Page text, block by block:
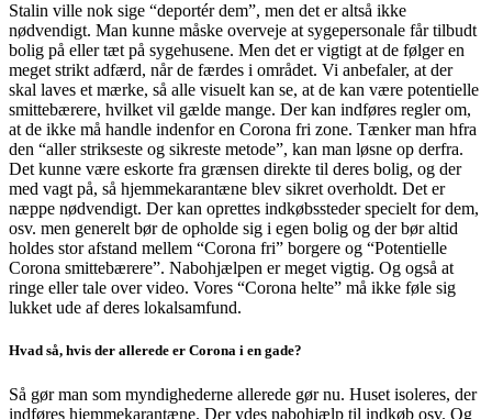
Stalin ville nok sige “deportér dem”, men det er altså ikke
nødvendigt. Man kunne måske overveje at sygepersonale får tilbudt
bolig på eller tæt på sygehusene. Men det er vigtigt at de følger en
meget strikt adfærd, når de færdes i området. Vi anbefaler, at der
skal laves et mærke, så alle visuelt kan se, at de kan være potentielle
smittebærere, hvilket vil gælde mange. Der kan indføres regler om,
at de ikke må handle indenfor en Corona fri zone. Tænker man hfra
den “aller strikseste og sikreste metode”, kan man løsne op derfra.
Det kunne være eskorte fra grænsen direkte til deres bolig, og der
med vagt på, så hjemmekarantæne blev sikret overholdt. Det er
næppe nødvendigt. Der kan oprettes indkøbssteder specielt for dem,
osv. men generelt bør de opholde sig i egen bolig og der bør altid
holdes stor afstand mellem “Corona fri” borgere og “Potentielle
Corona smittebærere”. Nabohjælpen er meget vigtig. Og også at
ringe eller tale over video. Vores “Corona helte” må ikke føle sig
lukket ude af deres lokalsamfund.
Hvad så, hvis der allerede er Corona i en gade?
Så gør man som myndighederne allerede gør nu. Huset isoleres, der
indføres hjemmekarantæne. Der ydes nabohjælp til indkøb osv. Og